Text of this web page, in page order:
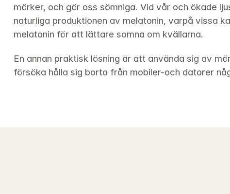
mörker, och gör oss sömniga. Vid vår och ökade
naturliga produktionen av melatonin, varpå vissa
melatonin för att lättare somna om kvällarna.
En annan praktisk lösning är att använda sig av
försöka hålla sig borta från mobiler-och datorer